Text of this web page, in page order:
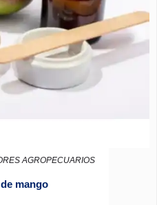
AGROPECUARIOS
mango